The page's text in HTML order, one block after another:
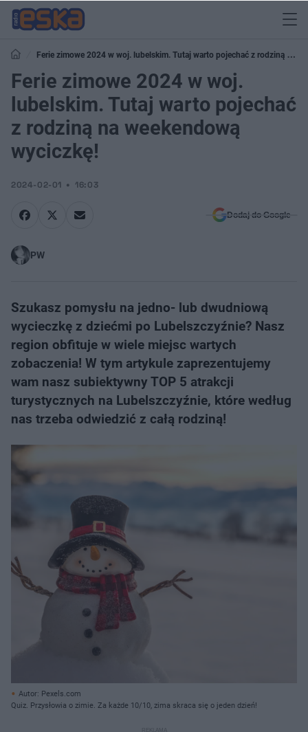
Ferie zimowe 2024 w woj. lubelskim. Tutaj warto pojechać z rodziną na
weekendową wyciczkę!
Ferie zimowe 2024 w woj.
lubelskim. Tutaj warto pojechać
z rodziną na weekendową
wyciczkę!
2024-02-01 16:03
Dodaj do Google
PW
Szukasz pomysłu na jedno- lub dwudniową
wycieczkę z dziećmi po Lubelszczyźnie? Nasz
region obfituje w wiele miejsc wartych
zobaczenia! W tym artykule zaprezentujemy
wam nasz subiektywny TOP 5 atrakcji
turystycznych na Lubelszczyźnie, które według
nas trzeba odwiedzić z całą rodziną!
Autor: Pexels.com
Quiz. Przysłowia o zimie. Za każde 10/10, zima skraca się o jeden dzień!